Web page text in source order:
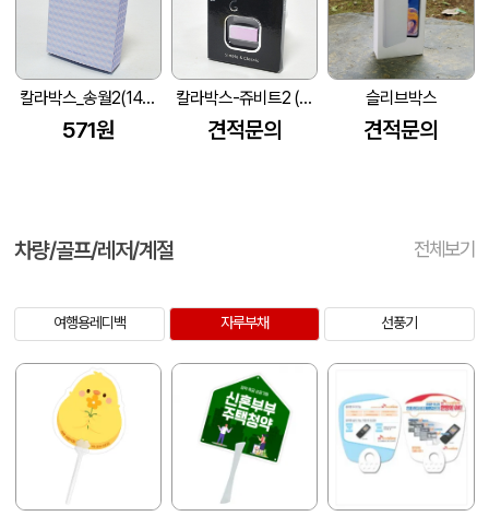
칼라박스_송월2(145X210X40mm)
571원
칼라박스-쥬비트2 (90*135*10mm)
견적문의
슬리브박스
견적문의
차량/골프/레저/계절 전체보기
여행용레디백 자루부채 선풍기